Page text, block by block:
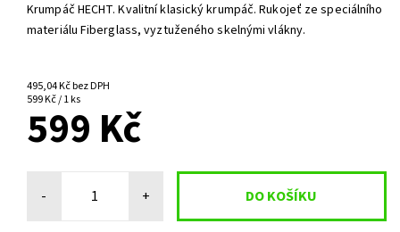
Krumpáč HECHT. Kvalitní klasický krumpáč. Rukojeť ze speciálního
materiálu Fiberglass, vyztuženého skelnými vlákny.
495,04 Kč bez DPH
599 Kč / 1 ks
599 Kč
- +